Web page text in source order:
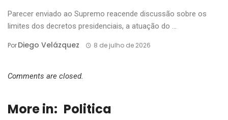
Parecer enviado ao Supremo reacende discussão sobre os
limites dos decretos presidenciais, a atuação do ...
PorDiego Velázquez 8 de julho de 2026
Comments are closed.
More in: Politica